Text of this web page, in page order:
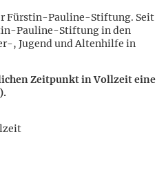
Fürstin-Pauline-Stiftung. Seit
Pauline-Stiftung in den
, Jugend und Altenhilfe in
Zeitpunkt in Vollzeit eine